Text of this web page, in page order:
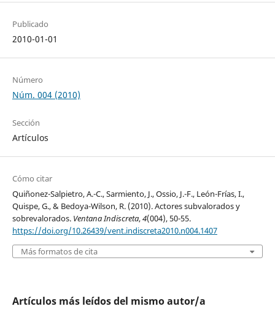
Publicado
2010-01-01
Número
Núm. 004 (2010)
Sección
Artículos
Cómo citar
Quiñonez-Salpietro, A.-C., Sarmiento, J., Ossio, J.-F., León-Frías, I.,
Quispe, G., & Bedoya-Wilson, R. (2010). Actores subvalorados y
sobrevalorados. Ventana Indiscreta,4(004), 50-55.
https://doi.org/10.26439/vent.indiscreta2010.n004.1407
Más formatos de cita
Artículos más leídos del mismo autor/a